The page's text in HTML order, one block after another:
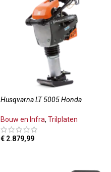
Husqvarna LT 5005 Honda
Bouw en Infra, Trilplaten
€ 2.879,99